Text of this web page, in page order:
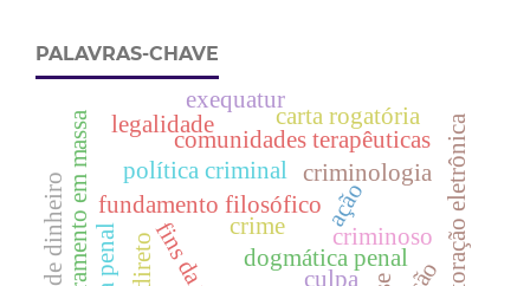
PALAVRAS-CHAVE
ação
crime
dogmática penal
fundamento filosófico
criminologia
criminoso
culpa monitoração eletrônica
comunidades terapêuticas
política criminal
carta rogatória
exequatur
legalidade